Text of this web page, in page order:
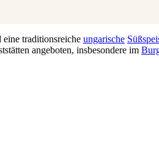
eine traditionsreiche ungarische
angeboten, insbesondere im